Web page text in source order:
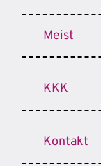
Meist
KKK
Kontakt